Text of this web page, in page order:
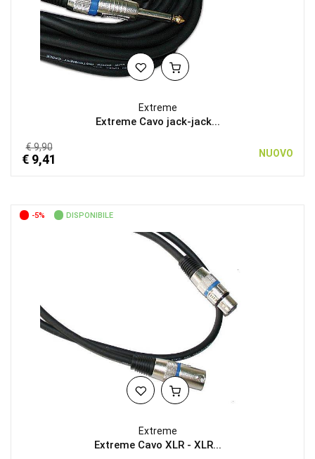
Extreme
Extreme Cavo jack-jack...
€ 9,90
€ 9,41 NUOVO
-5% DISPONIBILE
Extreme
Extreme Cavo XLR - XLR...